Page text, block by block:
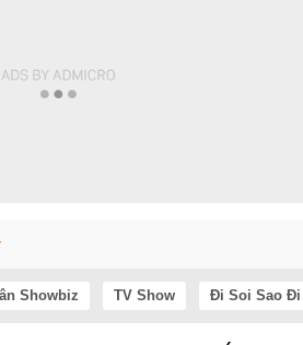
Showbiz TV Show Đi Soi Sao Đi